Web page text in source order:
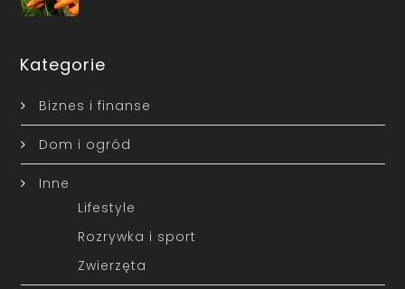
Kategorie
Biznes i finanse
Dom i ogród
Inne
Lifestyle
Rozrywka i sport
Zwierzęta